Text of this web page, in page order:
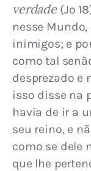
verdade (Jo
nesse
inimigos; e
como tal
desprezado e
isso disse na
havia de ir a
seu reino, e
como se dele
que lhe